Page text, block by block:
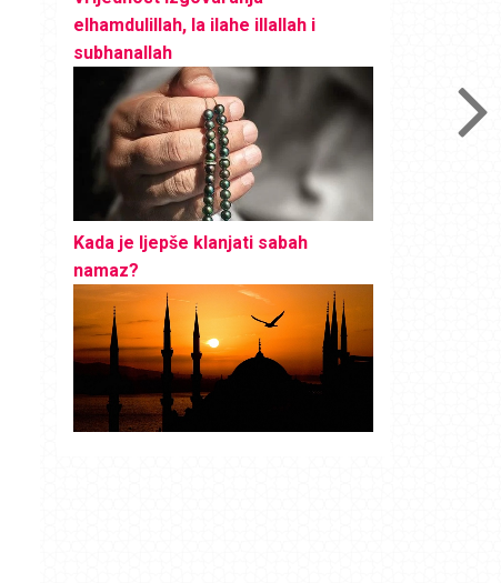
elhamdulillah, la ilahe illallah i
subhanallah
Kada je ljepše klanjati sabah
namaz?